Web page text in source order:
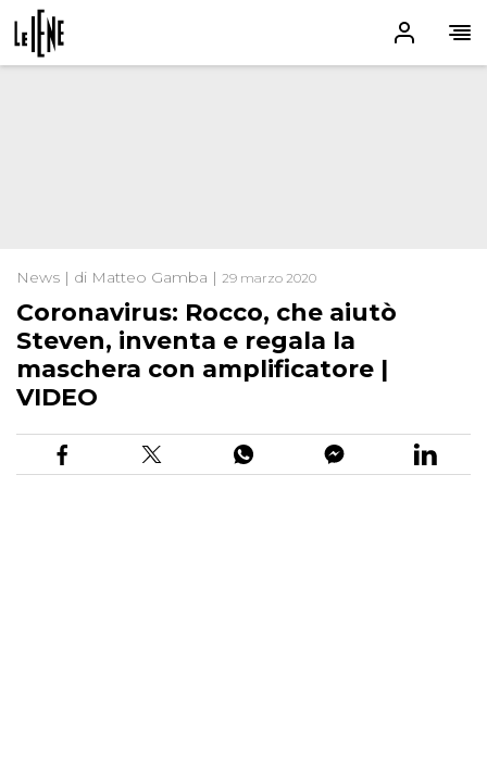
News | di Matteo Gamba | 29 marzo 2020
Coronavirus: Rocco, che aiutò
Steven, inventa e regala la
maschera con amplificatore |
VIDEO